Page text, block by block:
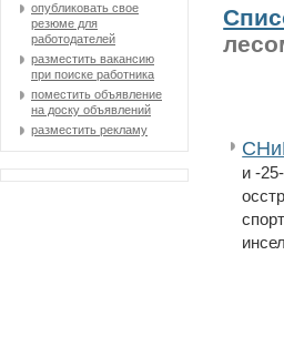
опубликовать свое
резюме для
работодателей
разместить вакансию
при поиске работника
поместить объявление
на доску объявлений
разместить рекламу
и -